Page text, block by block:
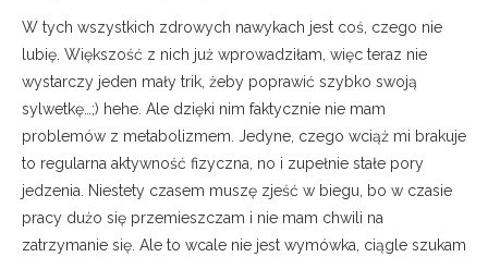
W tych wszystkich zdrowych nawykach jest coś, czego nie
lubię. Większość z nich już wprowadziłam, więc teraz nie
wystarczy jeden mały trik, żeby poprawić szybko swoją
sylwetkę…;) hehe. Ale dzięki nim faktycznie nie mam
problemów z metabolizmem. Jedyne, czego wciąż mi brakuje
to regularna aktywność fizyczna, no i zupełnie stałe pory
jedzenia. Niestety czasem muszę zjeść w biegu, bo w czasie
pracy dużo się przemieszczam i nie mam chwili na
zatrzymanie się. Ale to wcale nie jest wymówka, ciągle szukam